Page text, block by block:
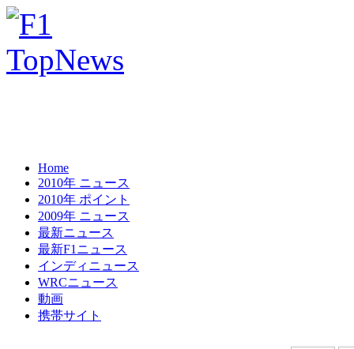
Home
2010年 ニュース
2010年 ポイント
2009年 ニュース
最新ニュース
最新F1ニュース
インディニュース
WRCニュース
動画
携帯サイト